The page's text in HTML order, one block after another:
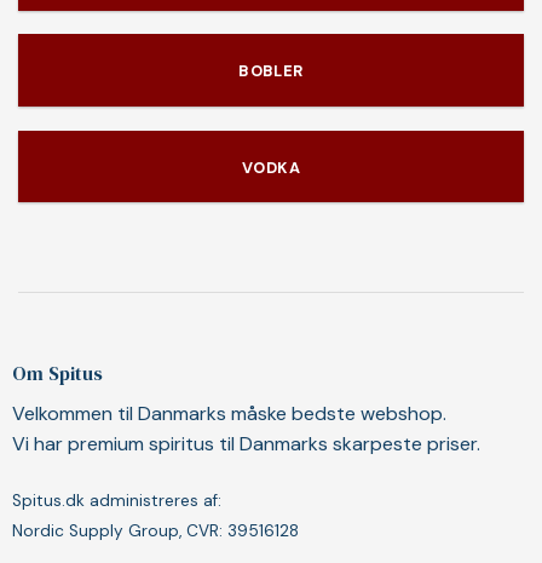
BOBLER
VODKA
Om Spitus
Velkommen til Danmarks måske bedste webshop.
Vi har premium spiritus til Danmarks skarpeste priser.
Spitus.dk administreres af:
Nordic Supply Group, CVR: 39516128